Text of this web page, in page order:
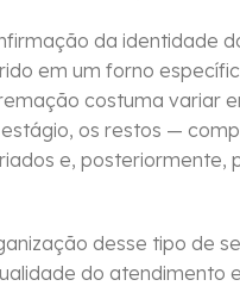
da identidade
em um forno
costuma variar
os restos —
e, posteriormente,
desse tipo de
do atendimento